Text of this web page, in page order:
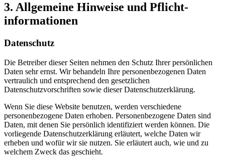
3. Allgemeine Hinweise und Pflicht­
informationen
Datenschutz
Die Betreiber dieser Seiten nehmen den Schutz Ihrer persönlichen
Daten sehr ernst. Wir behandeln Ihre personenbezogenen Daten
vertraulich und entsprechend den gesetzlichen
Datenschutzvorschriften sowie dieser Datenschutzerklärung.
Wenn Sie diese Website benutzen, werden verschiedene
personenbezogene Daten erhoben. Personenbezogene Daten sind
Daten, mit denen Sie persönlich identifiziert werden können. Die
vorliegende Datenschutzerklärung erläutert, welche Daten wir
erheben und wofür wir sie nutzen. Sie erläutert auch, wie und zu
welchem Zweck das geschieht.